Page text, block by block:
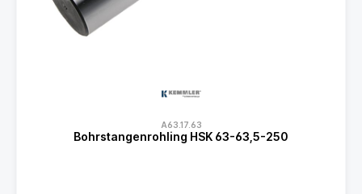
A63.17.63
Bohrstangenrohling HSK 63-63,5-250